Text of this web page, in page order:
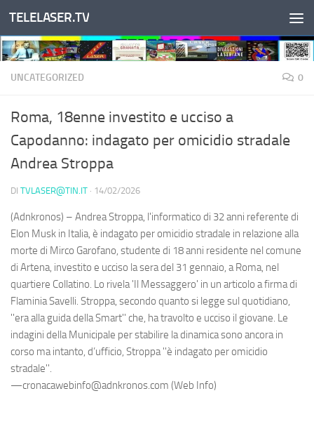
Salta al contenuto
TELELASER.TV
UNCATEGORIZED 0
Roma, 18enne investito e ucciso a
Capodanno: indagato per omicidio stradale
Andrea Stroppa
DI TVLASER@TIN.IT · 14/02/2026
(Adnkronos) – Andrea Stroppa, l'informatico di 32 anni referente di
Elon Musk in Italia, è indagato per omicidio stradale in relazione alla
morte di Mirco Garofano, studente di 18 anni residente nel comune
di Artena, investito e ucciso la sera del 31 gennaio, a Roma, nel
quartiere Collatino. Lo rivela 'Il Messaggero' in un articolo a firma di
Flaminia Savelli. Stroppa, secondo quanto si legge sul quotidiano,
''era alla guida della Smart'' che, ha travolto e ucciso il giovane. Le
indagini della Municipale per stabilire la dinamica sono ancora in
corso ma intanto, d’ufficio, Stroppa ''è indagato per omicidio
stradale''.
—cronacawebinfo@adnkronos.com (Web Info)